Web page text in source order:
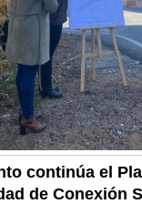
continúa el
de Conexión